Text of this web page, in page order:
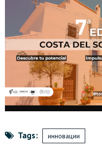
Tags: инновации